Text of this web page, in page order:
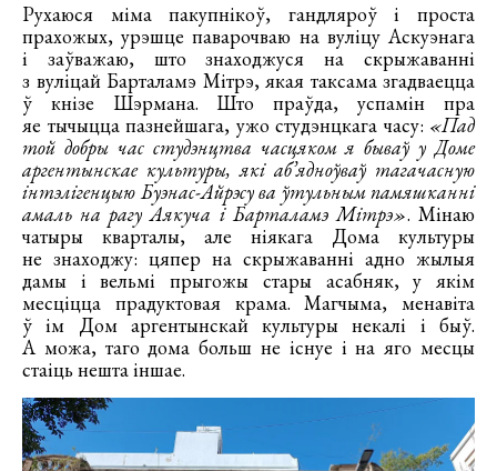
Рухаюся міма пакупнікоў, гандляроў і проста
прахожых, урэшце паварочваю на вуліцу Аскуэнага
і заўважаю, што знаходжуся на скрыжаванні
з вуліцай Барталамэ Мітрэ, якая таксама згадваецца
ў кнізе Шэрмана. Што праўда, успамін пра
яе тычыцца пазнейшага, ужо студэнцкага часу: «Пад
той добры час студэнцтва часцяком я бываў у Доме
аргентынскае культуры, які аб’ядноўваў тагачасную
інтэлігенцыю Буэнас-Айрэсу ва ўтульным памяшканні
амаль на рагу Аякуча і Барталамэ Мітрэ». Мінаю
чатыры кварталы, але ніякага Дома культуры
не знаходжу: цяпер на скрыжаванні адно жылыя
дамы і вельмі прыгожы стары асабняк, у якім
месціцца прадуктовая крама. Магчыма, менавіта
ў ім Дом аргентынскай культуры некалі і быў.
А можа, таго дома больш не існуе і на яго месцы
стаіць нешта іншае.